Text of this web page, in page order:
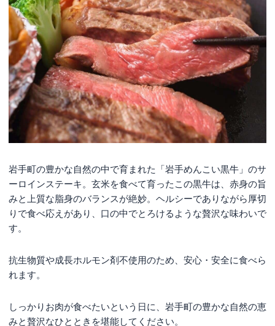
岩手町の豊かな自然の中で育まれた「岩手めんこい黒牛」のサ
ーロインステーキ。玄米を食べて育ったこの黒牛は、赤身の旨
みと上質な脂身のバランスが絶妙。ヘルシーでありながら厚切
りで食べ応えがあり、口の中でとろけるような贅沢な味わいで
す。
抗生物質や成長ホルモン剤不使用のため、安心・安全に食べら
れます。
しっかりお肉が食べたいという日に、岩手町の豊かな自然の恵
みと贅沢なひとときを堪能してください。